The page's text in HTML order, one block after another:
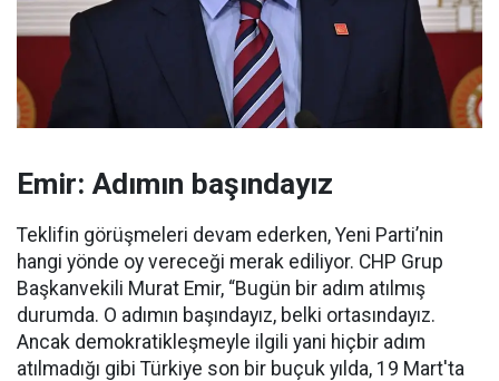
Emir: Adımın başındayız
Teklifin görüşmeleri devam ederken, Yeni Parti’nin
hangi yönde oy vereceği merak ediliyor. CHP Grup
Başkanvekili Murat Emir, “Bugün bir adım atılmış
durumda. O adımın başındayız, belki ortasındayız.
Ancak demokratikleşmeyle ilgili yani hiçbir adım
atılmadığı gibi Türkiye son bir buçuk yılda, 19 Mart'ta